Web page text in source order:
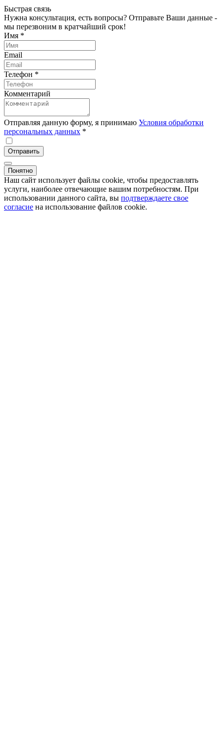
Быстрая связь
Нужна консультация, есть вопросы? Отправьте Ваши данные -
мы перезвоним в кратчайший срок!
Имя *
Email
Телефон *
Комментарий
Отправляя данную форму, я принимаю Условия обработки
персональных данных *
Отправить
Понятно
Наш сайт использует файлы cookie, чтобы предоставлять
услуги, наиболее отвечающие вашим потребностям. При
использовании данного сайта, вы подтверждаете свое
согласие на использование файлов cookie.